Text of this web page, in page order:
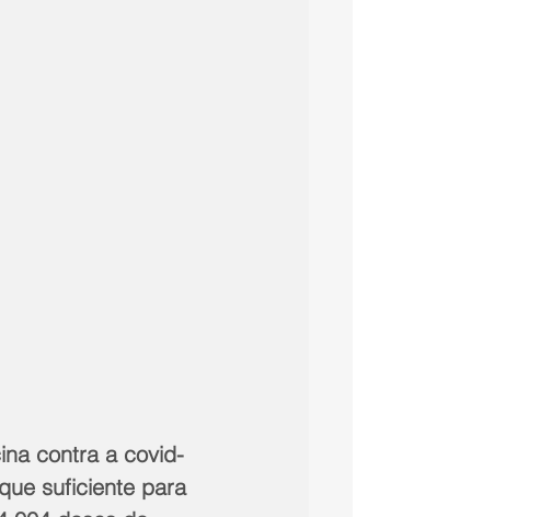
contra a covid-
suficiente para